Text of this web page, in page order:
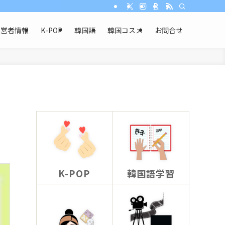
者情報 K-POP 韓国語 韓国コスメ お問合せ
K-POP 韓国語学習